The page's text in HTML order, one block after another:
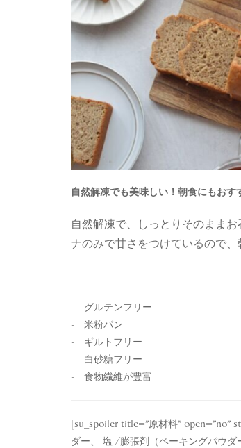
自然解凍でも美味しい！朝食にもおす
自然解凍で、しっとりそのまま
ナのみで甘さをつけているので、
- グルテンフリー
- 米粉パン
- ギルトフリー
- 白砂糖フリー
- 食物繊維が豊富
[su_spoiler title=”原材料” open=”no”
ダー、 塩 /膨張剤（ベーキングパウダ